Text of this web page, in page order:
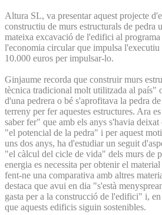
Altura SL, va presentar aquest projecte
constructiu de murs estructurals de pedra
mateixa excavació de l'edifici al
l'economia circular que impulsa
10.000 euros per impulsar-lo.
Ginjaume recorda que construir murs
tècnica tradicional molt utilitzada al país"
d'una pedrera o bé s'aprofitava la pedra
terreny per fer aquestes estructures. Ara
saber fer" que amb els anys s'havia
"el potencial de la pedra" i per aquest
uns dos anys, ha d'estudiar un seguit
"el càlcul del cicle de vida" dels murs de
energia es necessita per obtenir el
fent-ne una comparativa amb altres
destaca que avui en dia "s'està
gasta per a la construcció de l'edifici" i,
que aquests edificis siguin sostenibles.